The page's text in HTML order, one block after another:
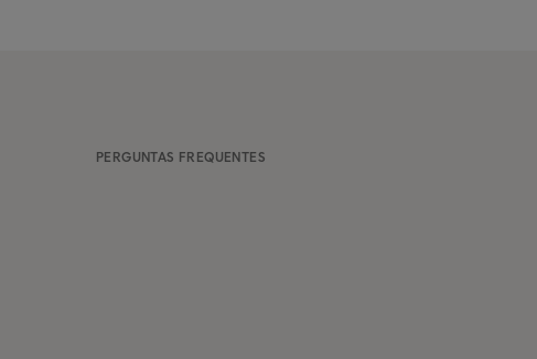
PERGUNTAS FREQUENTES